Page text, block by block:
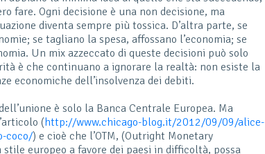
fare. Ogni decisione è una non decisione, ma
diventa sempre più tossica. D’altra parte, se
se tagliano la spesa, affossano l’economia; se
Un mix azzeccato di queste decisioni può solo
è che continuano a ignorare la realtà: non esiste la
economiche dell’insolvenza dei debiti.
è solo la Banca Centrale Europea. Ma
(http://www.chicago-blog.it/2012/09/09/alice-
coco/) e cioè che l’OTM, (Outright Monetary
europeo a favore dei paesi in difficoltà, possa